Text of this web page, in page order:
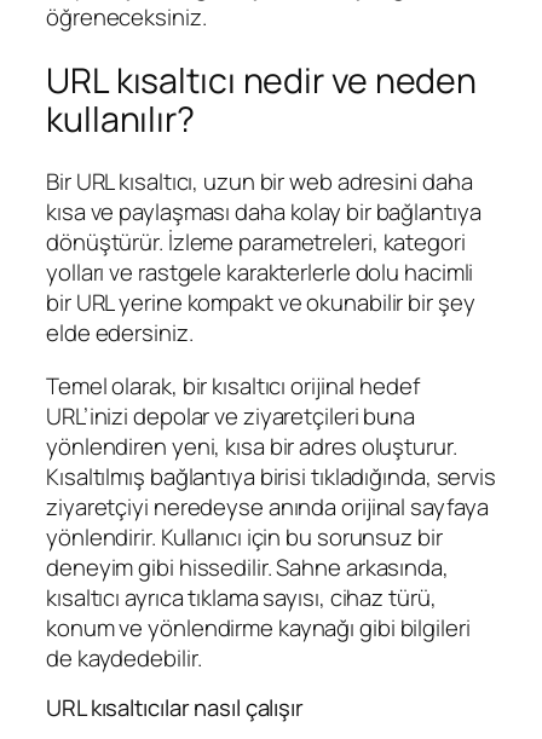
öğreneceksiniz.
URL kısaltıcı nedir ve neden
kullanılır?
Bir URL kısaltıcı, uzun bir web adresini daha
kısa ve paylaşması daha kolay bir bağlantıya
dönüştürür. İzleme parametreleri, kategori
yolları ve rastgele karakterlerle dolu hacimli
bir URL yerine kompakt ve okunabilir bir şey
elde edersiniz.
Temel olarak, bir kısaltıcı orijinal hedef
URL’inizi depolar ve ziyaretçileri buna
yönlendiren yeni, kısa bir adres oluşturur.
Kısaltılmış bağlantıya birisi tıkladığında, servis
ziyaretçiyi neredeyse anında orijinal sayfaya
yönlendirir. Kullanıcı için bu sorunsuz bir
deneyim gibi hissedilir. Sahne arkasında,
kısaltıcı ayrıca tıklama sayısı, cihaz türü,
konum ve yönlendirme kaynağı gibi bilgileri
de kaydedebilir.
URL kısaltıcılar nasıl çalışır